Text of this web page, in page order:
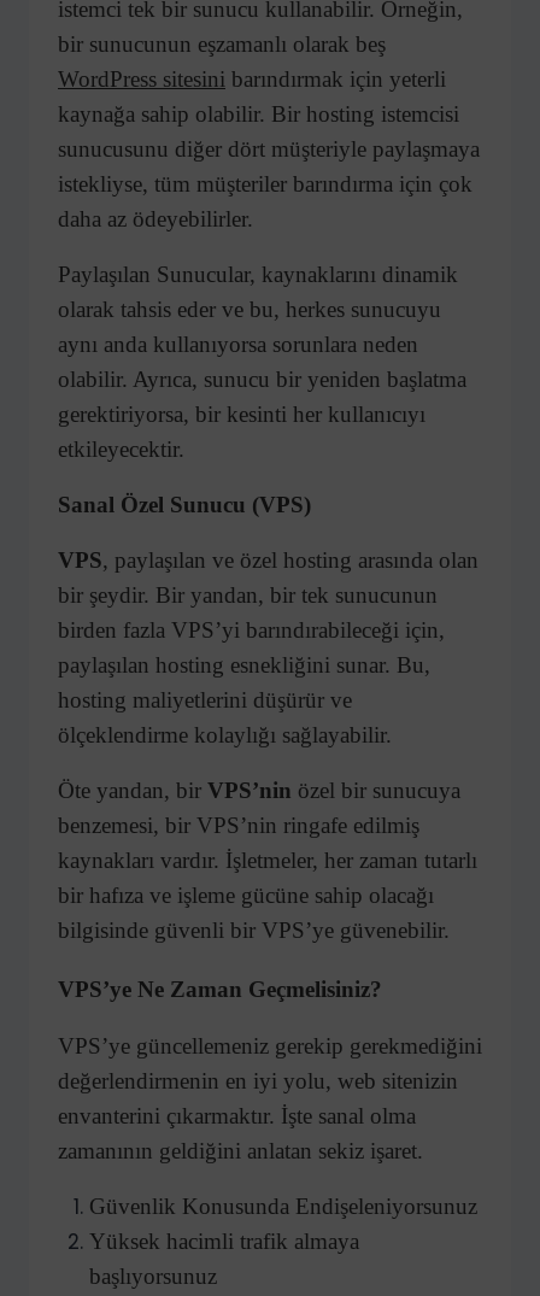
istemci tek bir sunucu kullanabilir. Örneğin,
bir sunucunun eşzamanlı olarak beş
WordPress sitesini barındırmak için yeterli
kaynağa sahip olabilir. Bir hosting istemcisi
sunucusunu diğer dört müşteriyle paylaşmaya
istekliyse, tüm müşteriler barındırma için çok
daha az ödeyebilirler.
Paylaşılan Sunucular, kaynaklarını dinamik
olarak tahsis eder ve bu, herkes sunucuyu
aynı anda kullanıyorsa sorunlara neden
olabilir. Ayrıca, sunucu bir yeniden başlatma
gerektiriyorsa, bir kesinti her kullanıcıyı
etkileyecektir.
Sanal Özel Sunucu (VPS)
VPS, paylaşılan ve özel hosting arasında olan
bir şeydir. Bir yandan, bir tek sunucunun
birden fazla VPS’yi barındırabileceği için,
paylaşılan hosting esnekliğini sunar. Bu,
hosting maliyetlerini düşürür ve
ölçeklendirme kolaylığı sağlayabilir.
Öte yandan, bir VPS’nin özel bir sunucuya
benzemesi, bir VPS’nin ringafe edilmiş
kaynakları vardır. İşletmeler, her zaman tutarlı
bir hafıza ve işleme gücüne sahip olacağı
bilgisinde güvenli bir VPS’ye güvenebilir.
VPS’ye Ne Zaman Geçmelisiniz?
VPS’ye güncellemeniz gerekip gerekmediğini
değerlendirmenin en iyi yolu, web sitenizin
envanterini çıkarmaktır. İşte sanal olma
zamanının geldiğini anlatan sekiz işaret.
Güvenlik Konusunda Endişeleniyorsunuz
Yüksek hacimli trafik almaya
başlıyorsunuz